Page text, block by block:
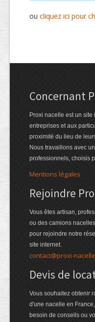
ou cliquez ici pour
Concernant
Proxi nacelle est un
entreprises et aux
proximité du lieu de
Nous travaillons avec
professionnels, choisis
Mentions légales
Rejoindre
Vous êtes artisan,
ou des camions
pour rejoindre notre
site internet.
contact@proxi-
Devis de
Vous souhaitez obtenir
d'une nacelle en
besoin de conseils ou